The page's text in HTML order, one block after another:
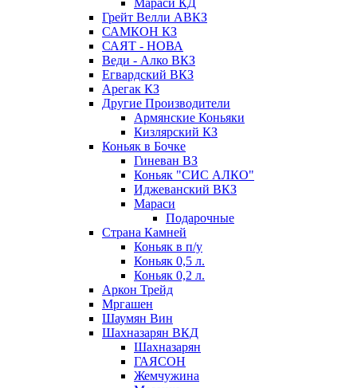
Мараси КД
Грейт Велли АВКЗ
САМКОН КЗ
САЯТ - НОВА
Веди - Алко ВКЗ
Егвардский ВКЗ
Арегак КЗ
Другие Производители
Армянские Коньяки
Кизлярский КЗ
Коньяк в Бочке
Гиневан ВЗ
Коньяк "СИС АЛКО"
Иджеванский ВКЗ
Мараси
Подарочные
Страна Камней
Коньяк в п/у
Коньяк 0,5 л.
Коньяк 0,2 л.
Аркон Трейд
Мргашен
Шаумян Вин
Шахназарян ВКД
Шахназарян
ГАЯСОН
Жемчужина